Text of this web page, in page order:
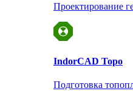
Проектирование
IndorCAD Topo
Подготовка